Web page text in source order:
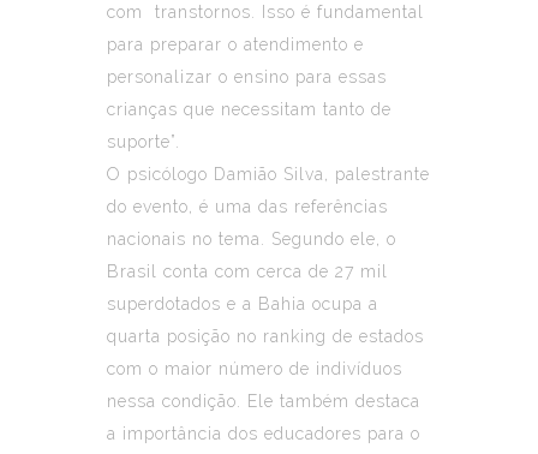
com transtornos. Isso é fundamental
para preparar o atendimento e
personalizar o ensino para essas
crianças que necessitam tanto de
suporte”.
O psicólogo Damião Silva, palestrante
do evento, é uma das referências
nacionais no tema. Segundo ele, o
Brasil conta com cerca de 27 mil
superdotados e a Bahia ocupa a
quarta posição no ranking de estados
com o maior número de indivíduos
nessa condição. Ele também destaca
a importância dos educadores para o